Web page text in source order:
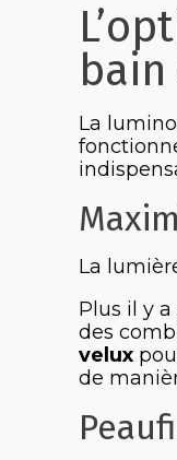
La
La
Plus il y
des
velux
de